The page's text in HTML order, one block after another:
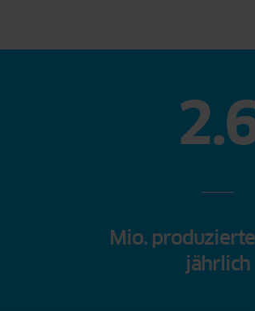
Mio.
jährlich